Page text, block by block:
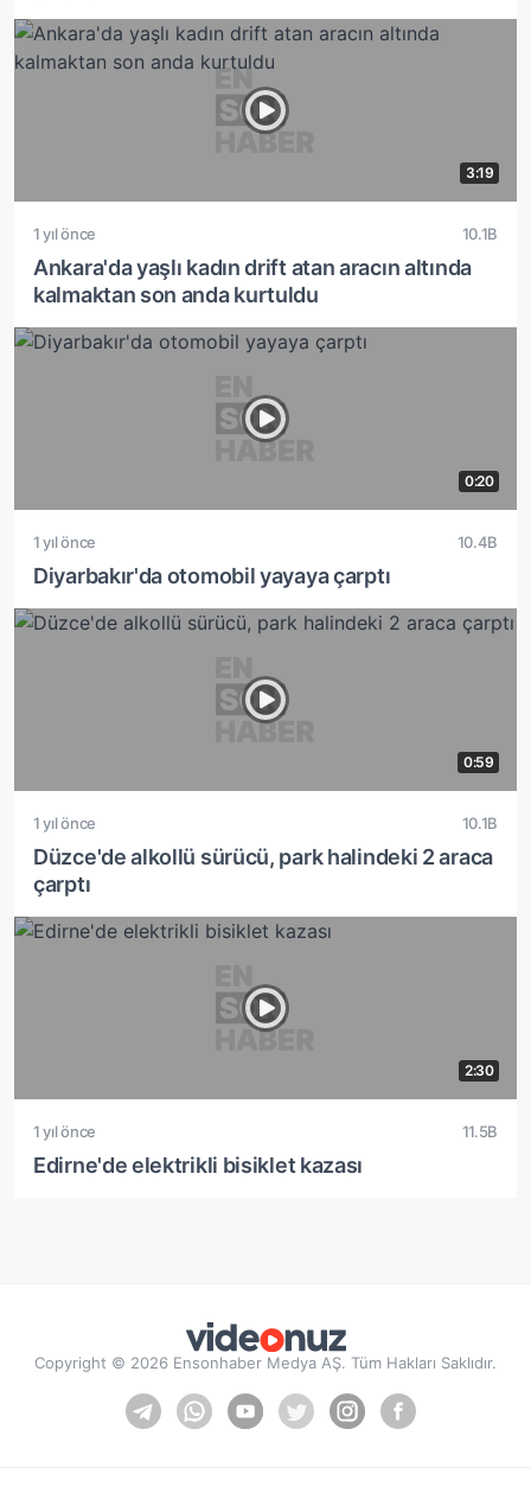
3:19
1 yıl önce 10.1B
Ankara'da yaşlı kadın drift atan aracın altında
kalmaktan son anda kurtuldu
0:20
1 yıl önce 10.4B
Diyarbakır'da otomobil yayaya çarptı
0:59
1 yıl önce 10.1B
Düzce'de alkollü sürücü, park halindeki 2 araca
çarptı
2:30
1 yıl önce 11.5B
Edirne'de elektrikli bisiklet kazası
Copyright © 2026 Ensonhaber Medya AŞ. Tüm Hakları Saklıdır.